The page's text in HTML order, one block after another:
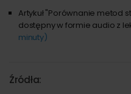
Artykuł "Porównanie metod
dostępny w formie audio z
minuty)
Źródła: